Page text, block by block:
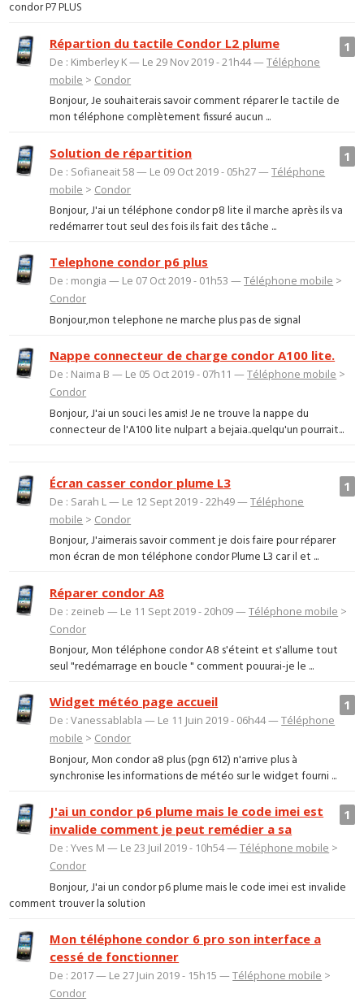
condor P7 PLUS
1
Répartion du tactile Condor L2 plume
De : Kimberley K — Le 29 Nov 2019 - 21h44 —Téléphone
mobile > Condor
Bonjour, Je souhaiterais savoir comment réparer le tactile de
mon téléphone complètement fissuré aucun ...
1
Solution de répartition
De : Sofianeait 58 — Le 09 Oct 2019 - 05h27 —Téléphone
mobile > Condor
Bonjour, J'ai un téléphone condor p8 lite il marche après ils va
redémarrer tout seul des fois ils fait des tâche ...
Telephone condor p6 plus
De : mongia — Le 07 Oct 2019 - 01h53 —Téléphone mobile >
Condor
Bonjour,mon telephone ne marche plus pas de signal
Nappe connecteur de charge condor A100 lite.
De : Naima B — Le 05 Oct 2019 - 07h11 —Téléphone mobile >
Condor
Bonjour, J'ai un souci les amis! Je ne trouve la nappe du
connecteur de l'A100 lite nulpart a bejaia..quelqu'un pourrait...
1
Écran casser condor plume L3
De : Sarah L — Le 12 Sept 2019 - 22h49 —Téléphone
mobile > Condor
Bonjour, J'aimerais savoir comment je dois faire pour réparer
mon écran de mon téléphone condor Plume L3 car il et ...
Réparer condor A8
De : zeineb — Le 11 Sept 2019 - 20h09 —Téléphone mobile >
Condor
Bonjour, Mon téléphone condor A8 s'éteint et s'allume tout
seul "redémarrage en boucle " comment pouurai-je le ...
1
Widget météo page accueil
De : Vanessablabla — Le 11 Juin 2019 - 06h44 —Téléphone
mobile > Condor
Bonjour, Mon condor a8 plus (pgn 612) n'arrive plus à
synchronise les informations de météo sur le widget fourni ...
1
J'ai un condor p6 plume mais le code imei est
invalide comment je peut remédier a sa
De : Yves M — Le 23 Juil 2019 - 10h54 —Téléphone mobile >
Condor
Bonjour, J'ai un condor p6 plume mais le code imei est invalide
comment trouver la solution
Mon téléphone condor 6 pro son interface a
cessé de fonctionner
De : 2017 — Le 27 Juin 2019 - 15h15 —Téléphone mobile >
Condor